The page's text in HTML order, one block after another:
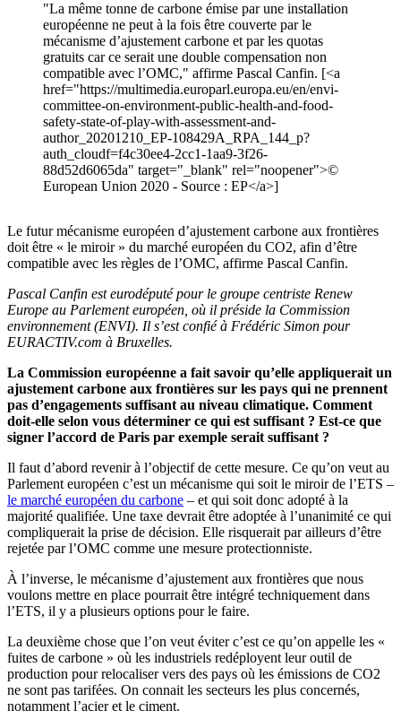
"La même tonne de carbone émise par une installation
européenne ne peut à la fois être couverte par le
mécanisme d’ajustement carbone et par les quotas
gratuits car ce serait une double compensation non
compatible avec l’OMC," affirme Pascal Canfin. [<a
href="https://multimedia.europarl.europa.eu/en/envi-
committee-on-environment-public-health-and-food-
safety-state-of-play-with-assessment-and-
author_20201210_EP-108429A_RPA_144_p?
auth_cloudf=f4c30ee4-2cc1-1aa9-3f26-
88d52d6065da" target="_blank" rel="noopener">©
European Union 2020 - Source : EP</a>]
Le futur mécanisme européen d’ajustement carbone aux frontières
doit être « le miroir » du marché européen du CO2, afin d’être
compatible avec les règles de l’OMC, affirme Pascal Canfin.
Pascal Canfin est eurodéputé pour le groupe centriste Renew
Europe au Parlement européen, où il préside la Commission
environnement (ENVI). Il s’est confié à Frédéric Simon pour
EURACTIV.com à Bruxelles.
La Commission européenne a fait savoir qu’elle appliquerait un
ajustement carbone aux frontières sur les pays qui ne prennent
pas d’engagements suffisant au niveau climatique. Comment
doit-elle selon vous déterminer ce qui est suffisant ? Est-ce que
signer l’accord de Paris par exemple serait suffisant ?
Il faut d’abord revenir à l’objectif de cette mesure. Ce qu’on veut au
Parlement européen c’est un mécanisme qui soit le miroir de l’ETS –
le marché européen du carbone – et qui soit donc adopté à la
majorité qualifiée. Une taxe devrait être adoptée à l’unanimité ce qui
compliquerait la prise de décision. Elle risquerait par ailleurs d’être
rejetée par l’OMC comme une mesure protectionniste.
À l’inverse, le mécanisme d’ajustement aux frontières que nous
voulons mettre en place pourrait être intégré techniquement dans
l’ETS, il y a plusieurs options pour le faire.
La deuxième chose que l’on veut éviter c’est ce qu’on appelle les «
fuites de carbone » où les industriels redéployent leur outil de
production pour relocaliser vers des pays où les émissions de CO2
ne sont pas tarifées. On connait les secteurs les plus concernés,
notamment l’acier et le ciment.